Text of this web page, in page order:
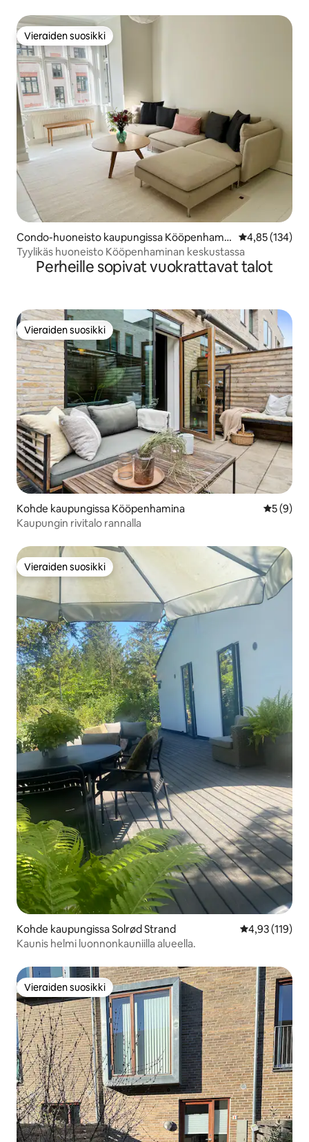
Vieraiden suosikki
Vieraiden suosikki
Condo-huoneisto kaupungissa Kööpenhamin
a
4,85 (134)
Tyylikäs huoneisto Kööpenhaminan keskustassa
Perheille sopivat vuokrattavat talot
Vieraiden suosikki
Vieraiden suosikki
Kohde kaupungissa Kööpenhamina
5 (9)
Kaupungin rivitalo rannalla
Vieraiden suosikki
Vieraiden suosikki
Kohde kaupungissa Solrød Strand
4,93 (119)
Kaunis helmi luonnonkauniilla alueella.
Vieraiden suosikki
Vieraiden suosikki